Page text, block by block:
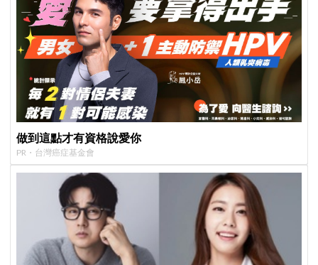
做到這點才有資格說愛你
PR・台灣癌症基金會